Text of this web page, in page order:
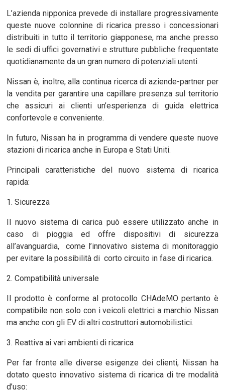
L’azienda nipponica prevede di installare progressivamente
queste nuove colonnine di ricarica presso i concessionari
distribuiti in tutto il territorio giapponese, ma anche presso
le sedi di uffici governativi e strutture pubbliche frequentate
quotidianamente da un gran numero di potenziali utenti.
Nissan è, inoltre, alla continua ricerca di aziende-partner per
la vendita per garantire una capillare presenza sul territorio
che assicuri ai clienti un’esperienza di guida elettrica
confortevole e conveniente.
In futuro, Nissan ha in programma di vendere queste nuove
stazioni di ricarica anche in Europa e Stati Uniti.
Principali caratteristiche del nuovo sistema di ricarica
rapida:
1. Sicurezza
Il nuovo sistema di carica può essere utilizzato anche in
caso di pioggia ed offre dispositivi di sicurezza
all’avanguardia, come l’innovativo sistema di monitoraggio
per evitare la possibilità di corto circuito in fase di ricarica.
2. Compatibilità universale
Il prodotto è conforme al protocollo CHAdeMO pertanto è
compatibile non solo con i veicoli elettrici a marchio Nissan
ma anche con gli EV di altri costruttori automobilistici.
3. Reattiva ai vari ambienti di ricarica
Per far fronte alle diverse esigenze dei clienti, Nissan ha
dotato questo innovativo sistema di ricarica di tre modalità
d’uso: